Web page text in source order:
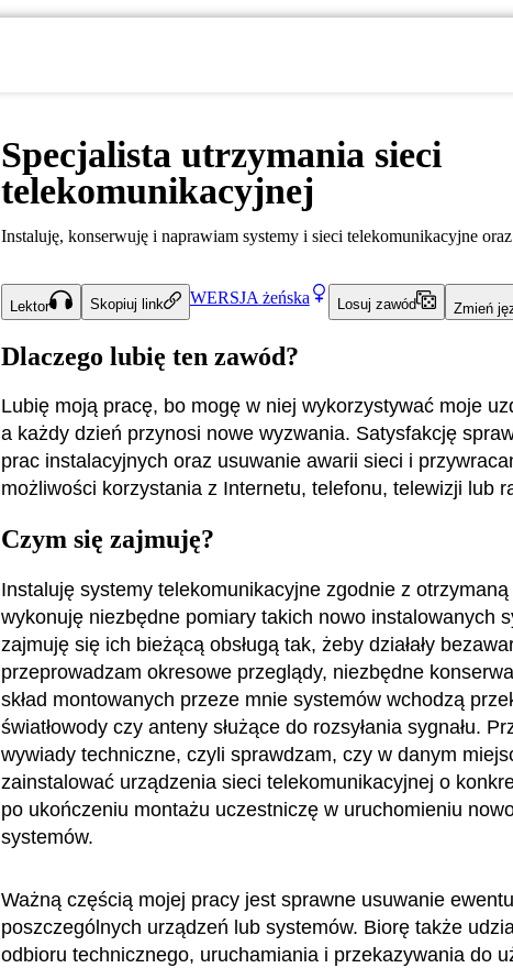
Specjalista utrzymania sieci
telekomunikacyjnej
Instaluję, konserwuję i naprawiam systemy i sieci telekomunikacyjne
Lektor Skopiuj link WERSJA żeńska Losuj zawód Zmień
Dlaczego lubię ten zawód?
Lubię moją pracę, bo mogę w niej wykorzystywać moje
a każdy dzień przynosi nowe wyzwania. Satysfakcję
prac instalacyjnych oraz usuwanie awarii sieci i
możliwości korzystania z Internetu, telefonu, telewizji lub
Czym się zajmuję?
Instaluję systemy telekomunikacyjne zgodnie z
wykonuję niezbędne pomiary takich nowo instalowanych
zajmuję się ich bieżącą obsługą tak, żeby działały
przeprowadzam okresowe przeglądy, niezbędne
skład montowanych przeze mnie systemów wchodzą
światłowody czy anteny służące do rozsyłania sygnału.
wywiady techniczne, czyli sprawdzam, czy w danym
zainstalować urządzenia sieci telekomunikacyjnej o
po ukończeniu montażu uczestniczę w uruchomieniu
systemów.
Ważną częścią mojej pracy jest sprawne usuwanie
poszczególnych urządzeń lub systemów. Biorę także
odbioru technicznego, uruchamiania i przekazywania do